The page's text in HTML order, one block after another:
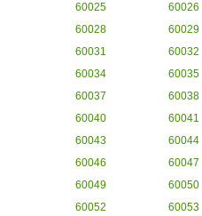
60025
60026
60028
60029
60031
60032
60034
60035
60037
60038
60040
60041
60043
60044
60046
60047
60049
60050
60052
60053